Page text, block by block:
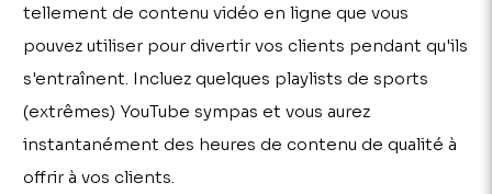
tellement de contenu vidéo en ligne que vous
pouvez utiliser pour divertir vos clients pendant qu'ils
s'entraînent. Incluez quelques playlists de sports
(extrêmes) YouTube sympas et vous aurez
instantanément des heures de contenu de qualité à
offrir à vos clients.